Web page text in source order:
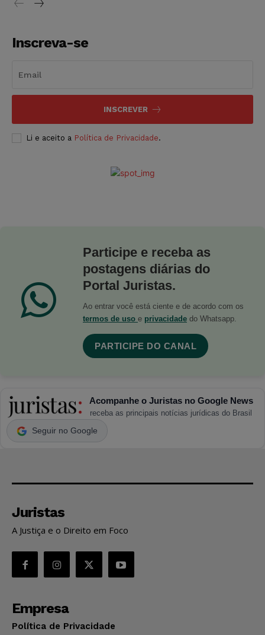
Inscreva-se
INSCREVER
Li e aceito a Política de Privacidade.
Participe e receba as
postagens diárias do
Portal Juristas.
Ao entrar você está ciente e de acordo com os
termos de uso e privacidade do Whatsapp.
PARTICIPE DO CANAL
Acompanhe o Juristas no Google News
receba as principais notícias jurídicas do Brasil
Seguir no Google
Juristas
A Justiça e o Direito em Foco
Empresa
Política de Privacidade